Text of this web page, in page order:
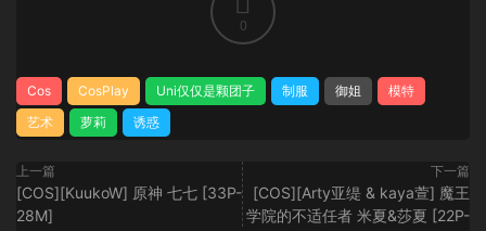
0
Cos CosPlay Uni仅仅是颗团子 制服 御姐
模特
艺术
萝莉 诱惑
上一篇
[COS][KuukoW] 原神 七七 [33P-
28M]
下一篇
[COS][Arty亚缇 & kaya萱] 魔王
学院的不适任者 米夏&莎夏 [22P-